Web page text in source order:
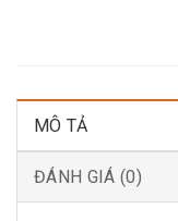
MÔ TẢ
ĐÁNH GIÁ (0)